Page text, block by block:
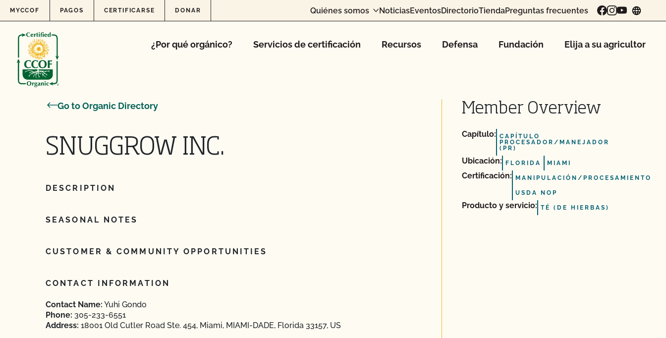
Skip to content
MYCCOF PAGOS CERTIFICARSE DONAR Quiénes somos NoticiasEventosDirectorioTiendaPreguntas frecuentes
¿Por qué orgánico? Servicios de certificación Recursos Defensa Fundación Elija a su agricultor
Go to Organic Directory
SNUGGROW INC.
DESCRIPTION
SEASONAL NOTES
CUSTOMER & COMMUNITY OPPORTUNITIES
CONTACT INFORMATION
Contact Name: Yuhi Gondo
Phone: 305-233-6551
Address: 18001 Old Cutler Road Ste. 454, Miami, MIAMI-DADE, Florida 33157, US
Member Overview
Capítulo: CAPÍTULO
PROCESADOR/MANEJADOR
(PR)
Ubicación: FLORIDA MIAMI
Certificación: MANIPULACIÓN/PROCESAMIENTO
USDA NOP
Producto y servicio: TÉ (DE HIERBAS)